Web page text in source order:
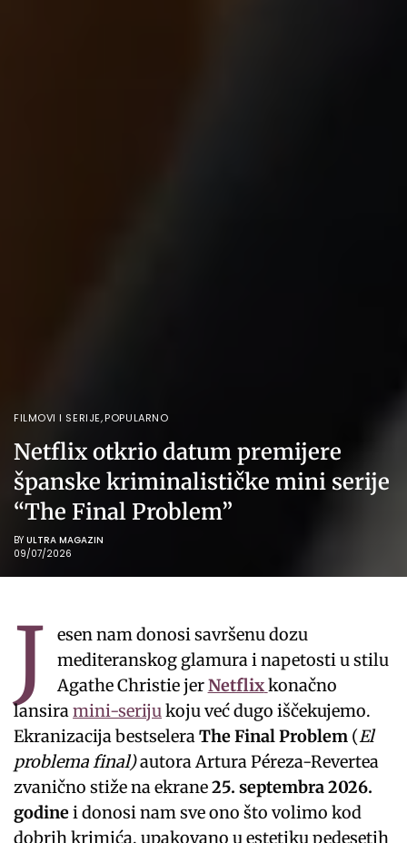
FILMOVI I SERIJE,POPULARNO
Netflix otkrio datum premijere
španske kriminalističke mini serije
“The Final Problem”
BY ULTRA MAGAZIN
09/07/2026
J
esen nam donosi savršenu dozu
mediteranskog glamura i napetosti u stilu
Agathe Christie jerNetflixkonačno
lansiramini-serijukoju već dugo iščekujemo.
Ekranizacija bestseleraThe Final Problem (El
problema final)autora Artura Péreza-Revertea
zvanično stiže na ekrane25. septembra 2026.
godinei donosi nam sve ono što volimo kod
dobrih krimića, upakovano u estetiku pedesetih